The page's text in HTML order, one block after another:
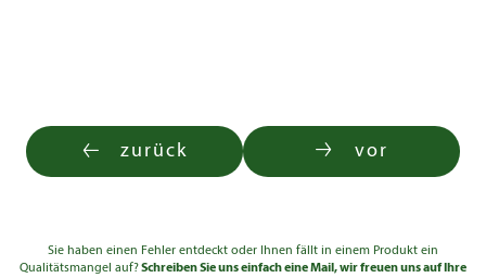
zurück vor
Sie haben einen Fehler entdeckt oder Ihnen fällt in einem Produkt ein
Qualitätsmangel auf?Schreiben Sie uns einfach eine Mail, wir freuen uns auf Ihre